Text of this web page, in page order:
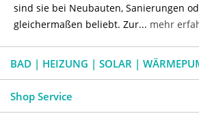
sind sie bei Neubauten, Sanierungen
gleichermaßen beliebt. Zur... mehr
BAD | HEIZUNG | SOLAR |
Shop Service